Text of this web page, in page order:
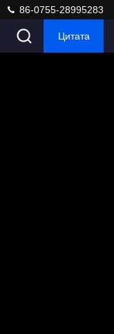
86-0755-28995283
Цитата